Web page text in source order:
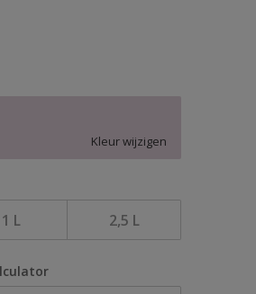
Kleur wijzigen
1 L 2,5 L